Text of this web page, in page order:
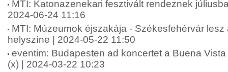
MTI: Katonazenekari fesztivált rendeznek
2024-06-24 11:16
MTI: Múzeumok éjszakája - Székesfehérvár
helyszíne | 2024-05-22 11:50
eventim: Budapesten ad koncertet a Buena
(x) | 2024-03-22 10:23